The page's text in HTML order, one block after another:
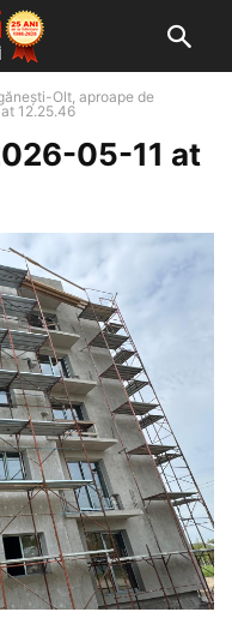
Olt, aproape de
12.25.46
05-11 at